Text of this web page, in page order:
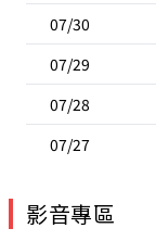
07/30
07/29
07/28
07/27
影音專區